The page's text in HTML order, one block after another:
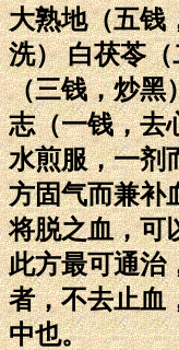
大熟地（五钱
洗） 白茯苓
（三钱，炒黑
志（一钱，去
水煎服，一剂
方固气而兼补
将脱之血，可
此方最可通治
者，不去止血
中也。